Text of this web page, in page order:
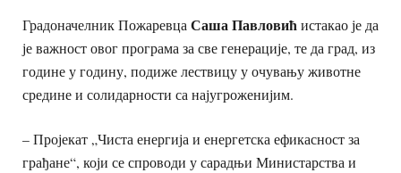
Градоначелник Пожаревца Саша Павловићистакао је да
је важност овог програма за све генерације, те да град, из
године у годину, подиже лествицу у очувању животне
средине и солидарности са најугроженијим.
– Пројекат „Чиста енергија и енергетска ефикасност за
грађане“, који се спроводи у сарадњи Министарства и